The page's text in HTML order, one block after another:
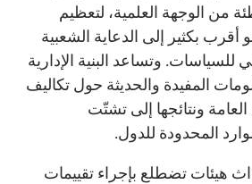
من الوجهة العلمية، لتعظيم
بكثير إلى الدعاية الشعبية
للسياسات. وتساعد البنية الإدارية
المفيدة والحديثة حول تكاليف
ونتائجها إلى تشتّت
المحدودة للدول.
هيئات تضطلع بإجراء تقييمات